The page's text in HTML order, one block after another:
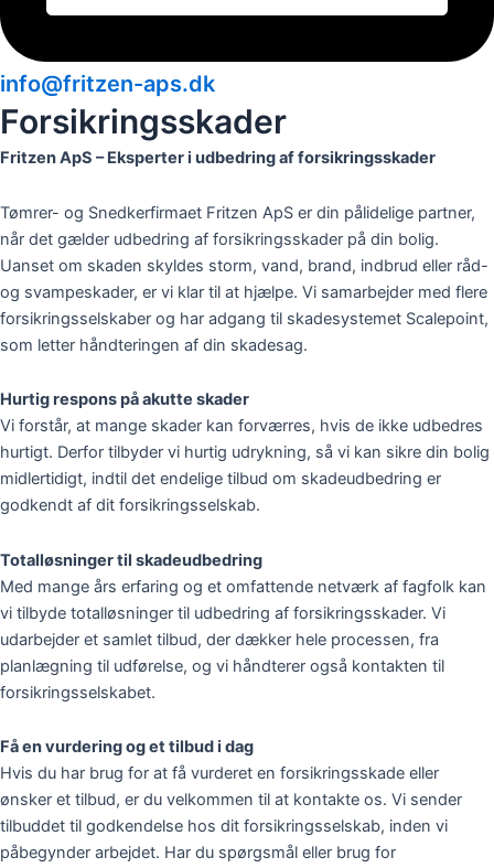
info@fritzen-aps.dk
Forsikringsskader
Fritzen ApS – Eksperter i udbedring af forsikringsskader
Tømrer- og Snedkerfirmaet Fritzen ApS er din pålidelige partner,
når det gælder udbedring af forsikringsskader på din bolig.
Uanset om skaden skyldes storm, vand, brand, indbrud eller råd-
og svampeskader, er vi klar til at hjælpe. Vi samarbejder med flere
forsikringsselskaber og har adgang til skadesystemet Scalepoint,
som letter håndteringen af din skadesag.
Hurtig respons på akutte skader
Vi forstår, at mange skader kan forværres, hvis de ikke udbedres
hurtigt. Derfor tilbyder vi hurtig udrykning, så vi kan sikre din bolig
midlertidigt, indtil det endelige tilbud om skadeudbedring er
godkendt af dit forsikringsselskab.
Totalløsninger til skadeudbedring
Med mange års erfaring og et omfattende netværk af fagfolk kan
vi tilbyde totalløsninger til udbedring af forsikringsskader. Vi
udarbejder et samlet tilbud, der dækker hele processen, fra
planlægning til udførelse, og vi håndterer også kontakten til
forsikringsselskabet.
Få en vurdering og et tilbud i dag
Hvis du har brug for at få vurderet en forsikringsskade eller
ønsker et tilbud, er du velkommen til at kontakte os. Vi sender
tilbuddet til godkendelse hos dit forsikringsselskab, inden vi
påbegynder arbejdet. Har du spørgsmål eller brug for